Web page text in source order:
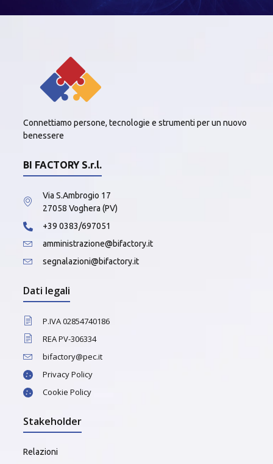
Connettiamo persone, tecnologie e strumenti per un nuovo
benessere
BI FACTORY S.r.l.
Via S.Ambrogio 17
27058 Voghera (PV)
+39 0383/697051
amministrazione@bifactory.it
segnalazioni@bifactory.it
Dati legali
P.IVA 02854740186
REA PV-306334
bifactory@pec.it
Privacy Policy
Cookie Policy
Stakeholder
Relazioni